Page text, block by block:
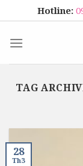
to
content
Hotline:
TAG
28
Th3